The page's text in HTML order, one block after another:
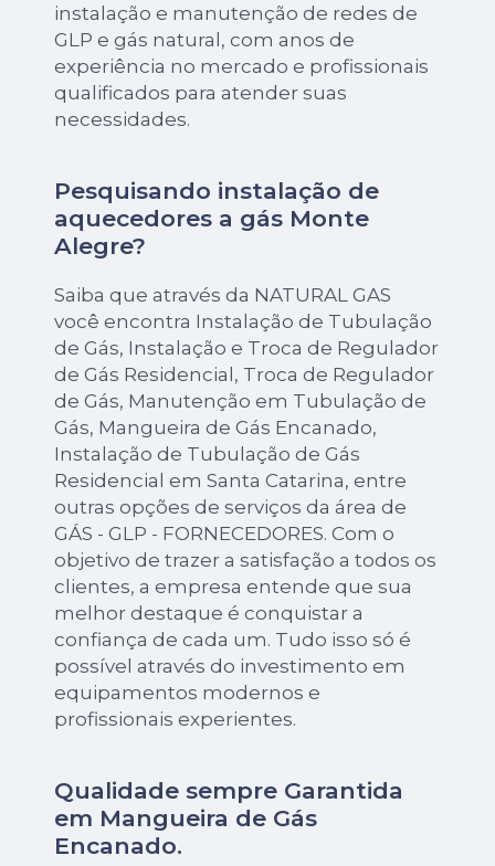
instalação e manutenção de redes de
GLP e gás natural, com anos de
experiência no mercado e profissionais
qualificados para atender suas
necessidades.
Pesquisando instalação de
aquecedores a gás Monte
Alegre?
Saiba que através da NATURAL GAS
você encontra Instalação de Tubulação
de Gás, Instalação e Troca de Regulador
de Gás Residencial, Troca de Regulador
de Gás, Manutenção em Tubulação de
Gás, Mangueira de Gás Encanado,
Instalação de Tubulação de Gás
Residencial em Santa Catarina, entre
outras opções de serviços da área de
GÁS - GLP - FORNECEDORES. Com o
objetivo de trazer a satisfação a todos os
clientes, a empresa entende que sua
melhor destaque é conquistar a
confiança de cada um. Tudo isso só é
possível através do investimento em
equipamentos modernos e
profissionais experientes.
Qualidade sempre Garantida
em Mangueira de Gás
Encanado.